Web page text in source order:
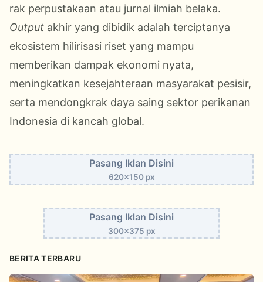
rak perpustakaan atau jurnal ilmiah belaka.
Output akhir yang dibidik adalah terciptanya
ekosistem hilirisasi riset yang mampu
memberikan dampak ekonomi nyata,
meningkatkan kesejahteraan masyarakat pesisir,
serta mendongkrak daya saing sektor perikanan
Indonesia di kancah global.
Pasang Iklan Disini
620x150 px
Pasang Iklan Disini
300x375 px
BERITA TERBARU